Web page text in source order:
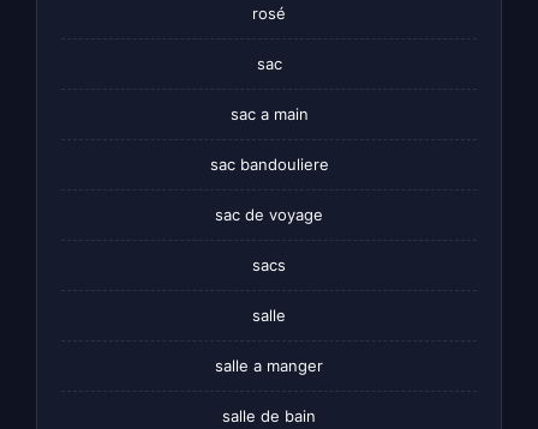
rosé
sac
sac a main
sac bandouliere
sac de voyage
sacs
salle
salle a manger
salle de bain